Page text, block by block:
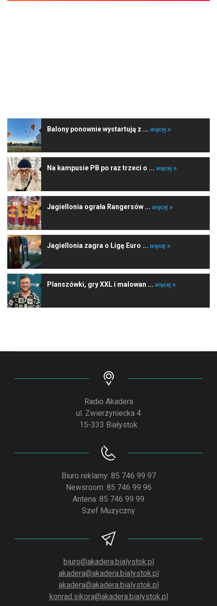
Balony ponownie wystartują z ... więcej
Na kampusie PB po raz trzeci o ... więcej
Jagiellonia ograła Rangersów ... więcej
Jagiellonia zagra o Ligę Euro ... więcej
Planszówki, gry XXL i malowan ... więcej
Radio Akadera
ul. Zwierzyniecka 4
15-333 Białystok
Biuro reklamy: 85 746 99 97
Newsroom: 85 746 99 96
Antena: 85 746 99 99
Szef Muzyczny
biuro@akadera.bialystok.pl
akadera@akadera.bialystok.pl
akadera@akadera.bialystok.pl
konrad.sikora@akadera.bialystok.pl